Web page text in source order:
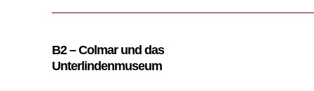
B2 – Colmar und das
Unterlindenmuseum